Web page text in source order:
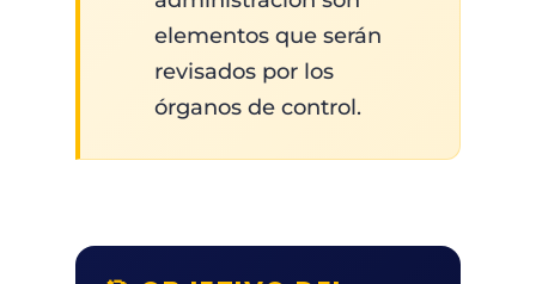
elementos que serán
revisados por los
órganos de control.